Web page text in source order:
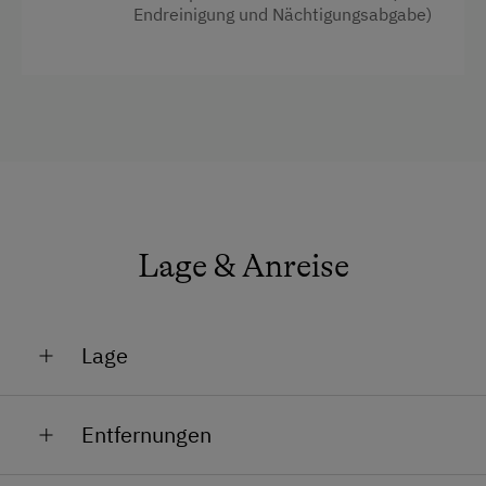
Aktivurlaub
Hund erlaubt
Endreinigung und Nächtigungsabgabe)
Lage & Anreise
Lage
Am Fluss
Entfernungen